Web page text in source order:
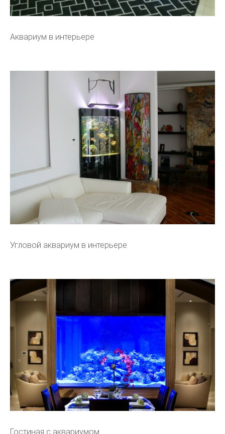
Аквариум в интерьере
Угловой аквариум в интерьере
Гостиная с аквариумом